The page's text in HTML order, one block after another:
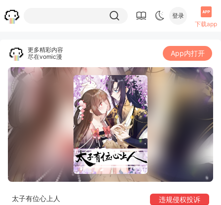
登录
下载app
更多精彩内容
尽在vomic漫
App内打开
太子有位心上人 违规侵权投诉